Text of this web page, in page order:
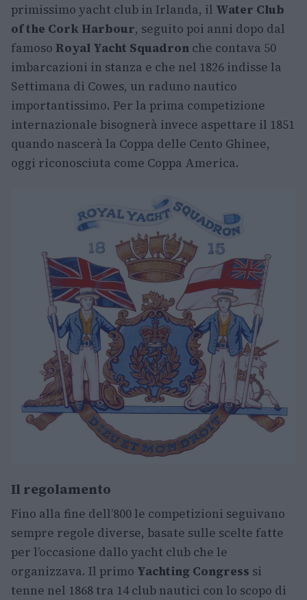
primissimo yacht club in Irlanda, il Water Club
of the Cork Harbour, seguito poi anni dopo dal
famoso Royal Yacht Squadron che contava 50
imbarcazioni in stanza e che nel 1826 indisse la
Settimana di Cowes, un raduno nautico
importantissimo. Per la prima competizione
internazionale bisognerà invece aspettare il 1851
quando nascerà la Coppa delle Cento Ghinee,
oggi riconosciuta come Coppa America.
Il regolamento
Fino alla fine dell’800 le competizioni seguivano
sempre regole diverse, basate sulle scelte fatte
per l’occasione dallo yacht club che le
organizzava. Il primo Yachting Congress si
tenne nel 1868 tra 14 club nautici con lo scopo di